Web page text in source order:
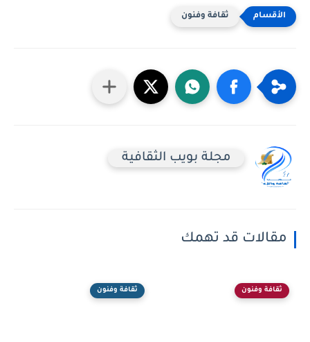
ثقافة وفنون
مجلة بويب الثقافية
مقالات قد تهمك
ثقافة وفنون ثقافة وفنون